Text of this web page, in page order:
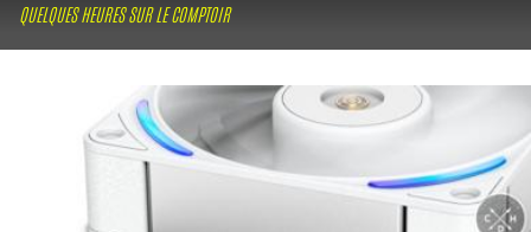
QUELQUES HEURES SUR LE COMPTOIR